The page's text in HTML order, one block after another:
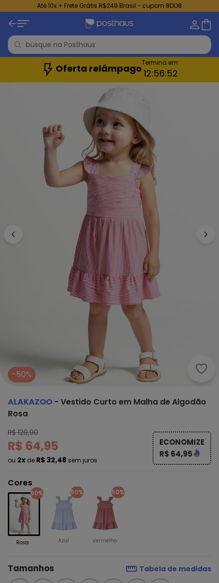
Até 10x + Frete Grátis R$249 Brasil - cupom 8DO8
Oferta relâmpagoTermina em:
12:56:50
-50%
ALAKAZOO - Vestido Curto em Malha de Algodão
Rosa
R$ 129,90
R$ 64,95
ou 2x de R$ 32,48 sem juros
ECONOMIZE
R$ 64,95
Cores
50%
Rosa
50%
Azul
50%
Vermelho
Tamanhos Tabela de medidas